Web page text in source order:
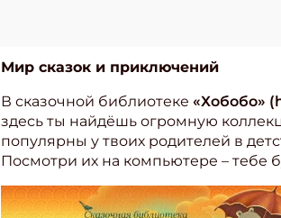
Мир сказок и приключений
В сказочной библиотеке «Хобобо»
здесь ты найдёшь огромную
популярны у твоих родителей в
Посмотри их на компьютере – тебе